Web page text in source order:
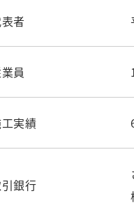
者
員
実績
銀行